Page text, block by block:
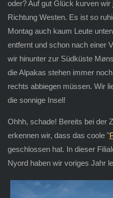
oder? Auf gut Glück kurven
Richtung Westen. Es ist so
Montag auch kaum Leute
entfernt und schon nach einer
wir hinunter zur Südküste
die Alpakas stehen immer
rechts abbiegen müssen. Wir
die sonnige Insel!
Ohhh, schade! Bereits bei der
erkennen wir, dass das coole "
geschlossen hat. In dieser
Nyord haben wir voriges Jahr